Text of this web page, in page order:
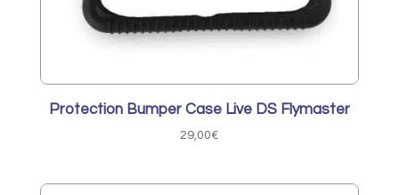
Protection Bumper Case Live DS Flymaster
29,00€